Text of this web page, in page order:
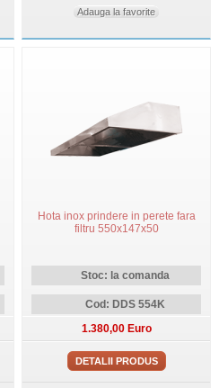
Adauga la favorite
Hota inox prindere in perete fara
filtru 550x147x50
Stoc: la comanda
Cod: DDS 554K
1.380,00 Euro
DETALII PRODUS